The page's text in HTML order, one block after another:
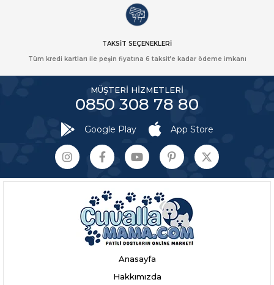
TAKSİT SEÇENEKLERİ
Tüm kredi kartları ile peşin fiyatına 6 taksit’e kadar ödeme imkanı
MÜŞTERİ HİZMETLERİ
0850 308 78 80
Google Play App Store
Anasayfa
Hakkımızda